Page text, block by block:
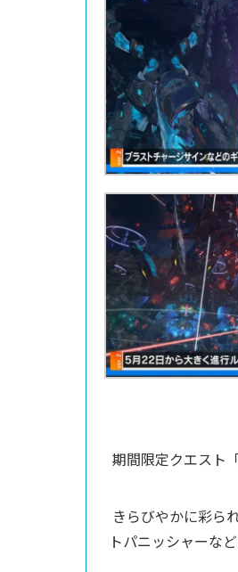
期間限定クエスト
きらびやかに彩ら
トパニッシャーな